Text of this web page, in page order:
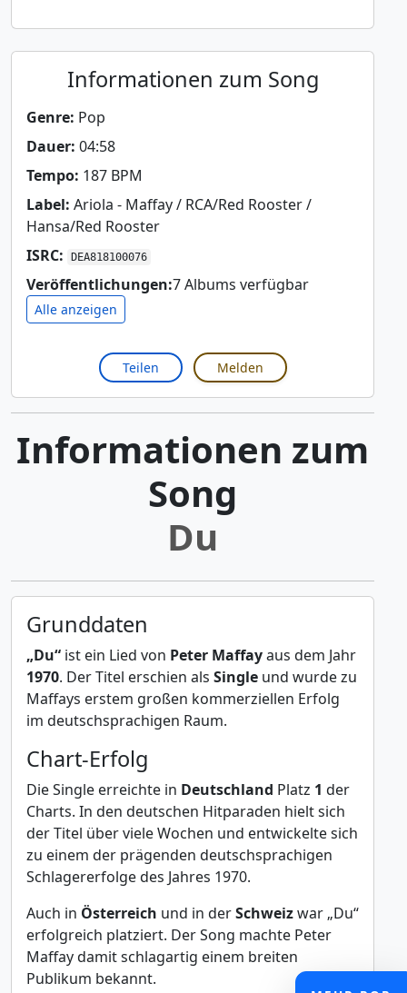
Informationen zum Song
Genre: Pop
Dauer: 04:58
Tempo: 187 BPM
Label: Ariola - Maffay / RCA/Red Rooster /
Hansa/Red Rooster
ISRC:
DEA818100076
Veröffentlichungen:7 Albums verfügbar
Alle anzeigen
Teilen Melden
Informationen zum
Song
Du
Grunddaten
„Du“ ist ein Lied von Peter Maffayaus dem Jahr
1970. Der Titel erschien als Single und wurde zu
Maffays erstem großen kommerziellen Erfolg
im deutschsprachigen Raum.
Chart-Erfolg
Die Single erreichte in Deutschland Platz 1 der
Charts. In den deutschen Hitparaden hielt sich
der Titel über viele Wochen und entwickelte sich
zu einem der prägenden deutschsprachigen
Schlagererfolge des Jahres 1970.
Auch in Österreich und in derSchweizwar „Du“
erfolgreich platziert. Der Song machte Peter
Maffay damit schlagartig einem breiten
Publikum bekannt.